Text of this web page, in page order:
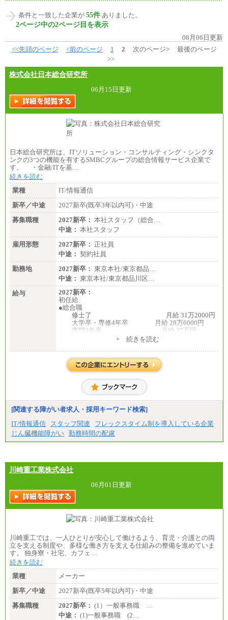
条件と一致した企業が 55件 ありました。
2ページ中の2ページ目を表示
08月06日更新
<<先頭のページ
<前のページ 1 2 次のページ>
最後のページ
>>
株式会社日本総合研究所
06月15日更新
日本総合研究所は、ITソリューション・コンサルティング・シンクタ
ンクの3つの機能を有するSMBCグループの総合情報サービス企業で
す。 ・金融/ITを基…
続きを読む
業種
IT/情報通信
新卒／中途
2027新卒(既卒3年以内可)・中途
募集職種
2027新卒： 本社スタッフ（総合…
中途： 本社スタッフ
雇用形態
2027新卒： 正社員
中途： 契約社員
勤務地
2027新卒： 東京本社/東京都品…
中途： 東京本社/東京都品川区…
給与
2027新卒：
初任給
●総合職
修士了 月給 31万2000円
大学卒・専修4年卒 月給 28万6000円
専門3年卒 月給 27万円
専門2年・短大・高専卒 月給 26万円
経験・能力を考慮のうえ、当社規程に基づき決定い
たします。
大学卒 月給 25万3000
中途：
月給250,000円～300,000円
※ご経験を考慮の上決定します
※試用期間はありません
+ 続きを読む
[関連する障がい者求人・採用キーワード検索]
IT/情報通信
スタッフ関連
フレックスタイム制を導入している企業
じん臓機能障がい 勤務時間の配慮
川崎重工業株式会社
06月01日更新
川崎重工では、一人ひとりが安心して働けるよう、育児・介護との両
立を支える制度や、多様な働き方を支える仕組みの整備を進めていま
す。 独身寮・社宅、カフェ…
続きを読む
業種
メーカー
新卒／中途
2027新卒(既卒5年以内可)・中途
募集職種
2027新卒： (1）一般事務職 …
中途： (1)一般事務職 (2…